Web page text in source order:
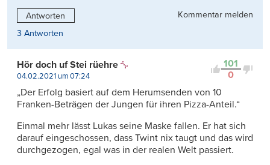
Antworten
Kommentar melden
3 Antworten
101
0
Hör doch uf Stei rüehre
04.02.2021 um 07:24
„Der Erfolg basiert auf dem Herumsenden von 10
Franken-Beträgen der Jungen für ihren Pizza-Anteil.“
Einmal mehr lässt Lukas seine Maske fallen. Er hat sich
darauf eingeschossen, dass Twint nix taugt und das wird
durchgezogen, egal was in der realen Welt passiert.